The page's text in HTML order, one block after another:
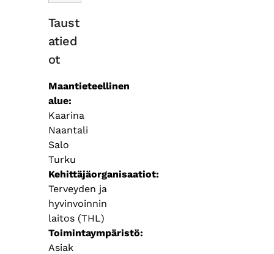
Taust
atied
ot
Maantieteellinen
alue
Kaarina
Naantali
Salo
Turku
Kehittäjäorganisaatiot
Terveyden ja
hyvinvoinnin
laitos (THL)
Toimintaympäristö
Asiak